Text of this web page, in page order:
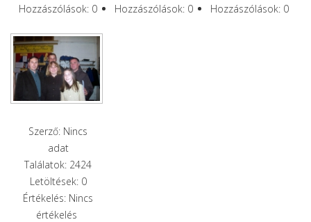
Hozzászólások: 0
Hozzászólások: 0
Hozzászólások: 0
Szerző: Nincs
adat
Találatok: 2424
Letöltések: 0
Értékelés: Nincs
értékelés